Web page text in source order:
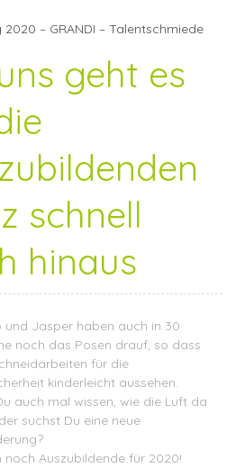
– GRANDI – Talentschmiede
geht es
schnell
hinaus
und Jasper haben auch in 30
noch das Posen drauf, so dass
für die
kinderleicht aussehen.
auch mal wissen, wie die Luft da
suchst Du eine neue
noch Auszubildende für 2020!